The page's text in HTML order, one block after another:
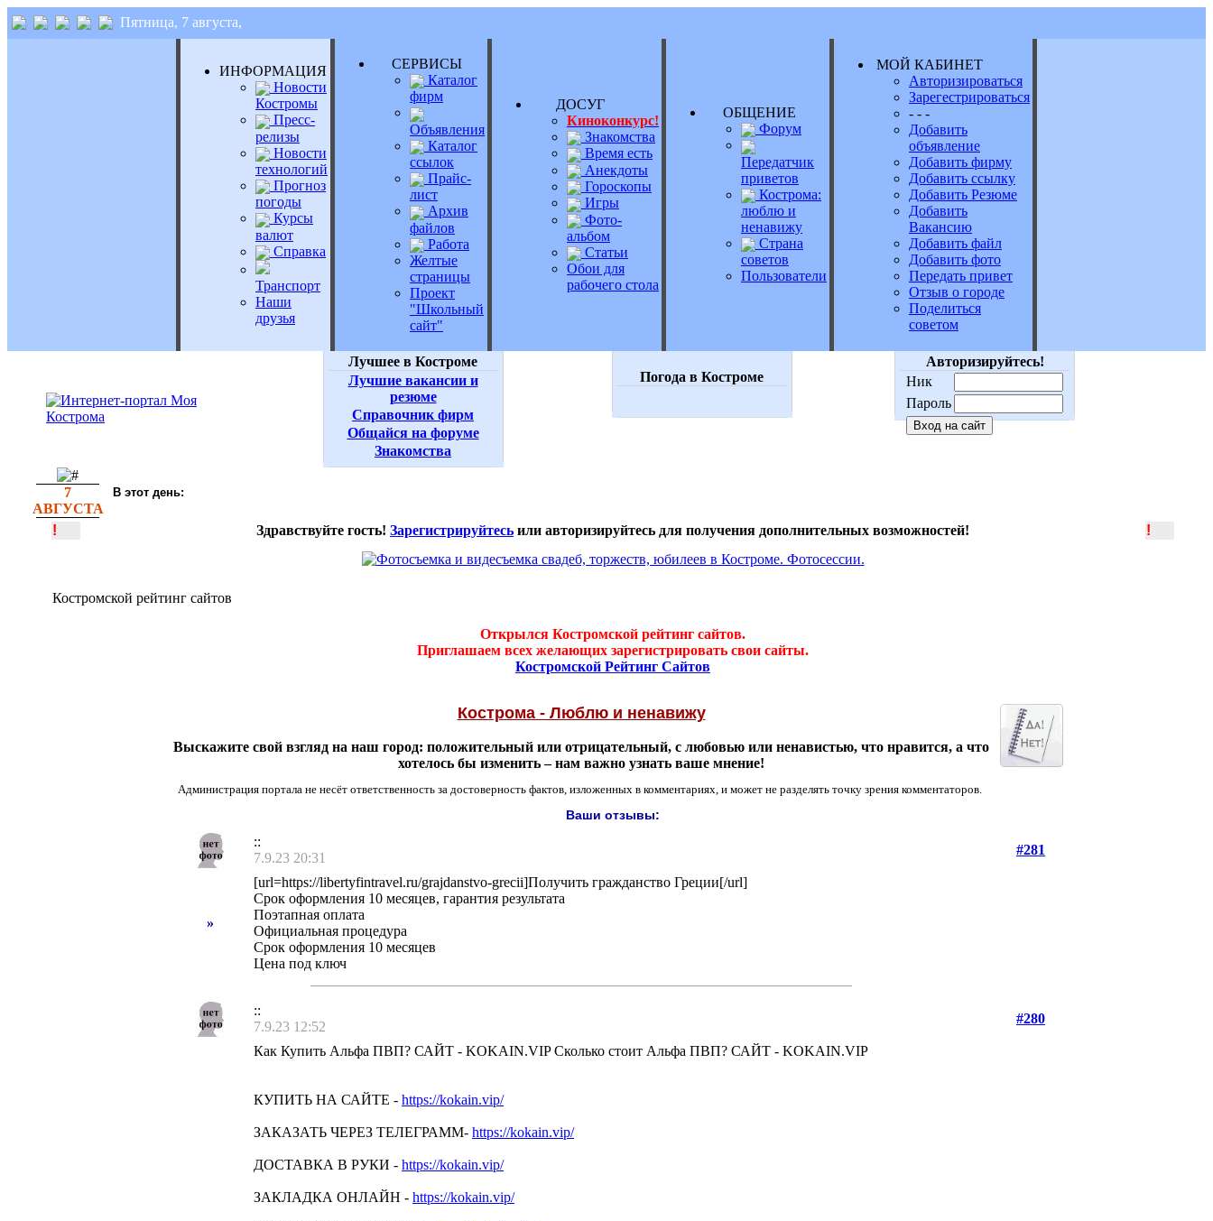
Пятница, 7 августа,
ИНФОРМАЦИЯ
Новости
Костромы
Пресс-
релизы
Новости
технологий
Прогноз
погоды
Курсы
валют
Справка
Транспорт
Наши
друзья
СЕРВИСЫ
Каталог
фирм
Объявления
Каталог
ссылок
Прайс-
лист
Архив
файлов
Работа
Желтые
страницы
Проект
"Школьный
сайт"
ДОСУГ
Киноконкурс!
Знакомства
Время есть
Анекдоты
Гороскопы
Игры
Фото-
альбом
Статьи
Обои для
рабочего стола
ОБЩЕНИЕ
Форум
Передатчик
приветов
Кострома:
люблю и
ненавижу
Страна
советов
Пользователи
МОЙ КАБИНЕТ
Авторизироваться
Зарегестрироваться
- - -
Добавить
объявление
Добавить фирму
Добавить ссылку
Добавить Резюме
Добавить
Вакансию
Добавить файл
Добавить фото
Передать привет
Отзыв о городе
Поделиться
советом
Лучшее в Костроме
Лучшие вакансии и
резюме
Справочник фирм
Общайся на форуме
Знакомства
Погода в Костроме
Авторизируйтесь!
Ник
Пароль
7
АВГУСТА
В этот день:
! Здравствуйте гость! Зарегистрируйтесь или авторизируйтесь для получения дополнительных возможностей! !
Костромской рейтинг сайтов
Открылся Костромской рейтинг сайтов.
Приглашаем всех желающих зарегистрировать свои сайты.
Костромской Рейтинг Сайтов
Кострома - Люблю и ненавижу
Выскажите свой взгляд на наш город: положительный или отрицательный, с любовью или ненавистью, что нравится, а что
хотелось бы изменить – нам важно узнать ваше мнение!
Администрация портала не несёт ответственность за достоверность фактов, изложенных в комментариях, и может не разделять точку зрения комментаторов.
Ваши отзывы:
::
7.9.23 20:31
#281
»
[url=https://libertyfintravel.ru/grajdanstvo-grecii]Получить гражданство Греции[/url]
Срок оформления 10 месяцев, гарантия результата
Поэтапная оплата
Официальная процедура
Срок оформления 10 месяцев
Цена под ключ
::
7.9.23 12:52
#280
Как Купить Альфа ПВП? САЙТ - KOKAIN.VIP Сколько стоит Альфа ПВП? САЙТ - KOKAIN.VIP
КУПИТЬ НА САЙТЕ - https://kokain.vip/
ЗАКАЗАТЬ ЧЕРЕЗ ТЕЛЕГРАММ- https://kokain.vip/
ДОСТАВКА В РУКИ - https://kokain.vip/
ЗАКЛАДКА ОНЛАЙН - https://kokain.vip/